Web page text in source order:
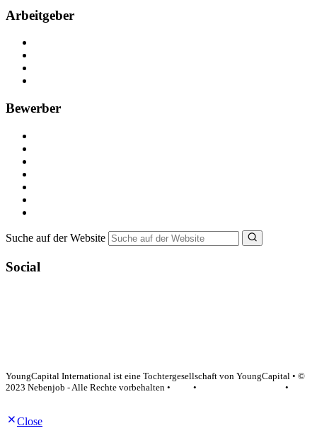
Arbeitgeber
Bewerber
Suche auf der Website
Social
YoungCapital International ist eine Tochtergesellschaft von YoungCapital • ©
2023 Nebenjob - Alle Rechte vorbehalten •
•
•
Close